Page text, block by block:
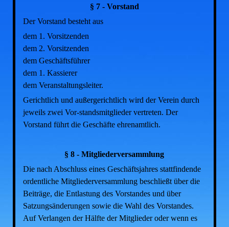
§ 7 - Vorstand
Der Vorstand besteht aus
dem 1. Vorsitzenden
dem 2. Vorsitzenden
dem Geschäftsführer
dem 1. Kassierer
dem Veranstaltungsleiter.
Gerichtlich und außergerichtlich wird der Verein durch
jeweils zwei Vor-standsmitglieder vertreten. Der
Vorstand führt die Geschäfte ehrenamtlich.
§ 8 - Mitgliederversammlung
Die nach Abschluss eines Geschäftsjahres stattfindende
ordentliche Mitgliederversammlung beschließt über die
Beiträge, die Entlastung des Vorstandes und über
Satzungsänderungen sowie die Wahl des Vorstandes.
Auf Verlangen der Hälfte der Mitglieder oder wenn es